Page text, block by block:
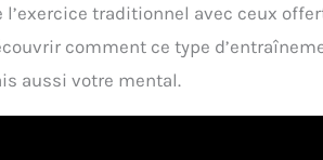
traditionnel avec ceux
comment ce type
aussi votre mental.